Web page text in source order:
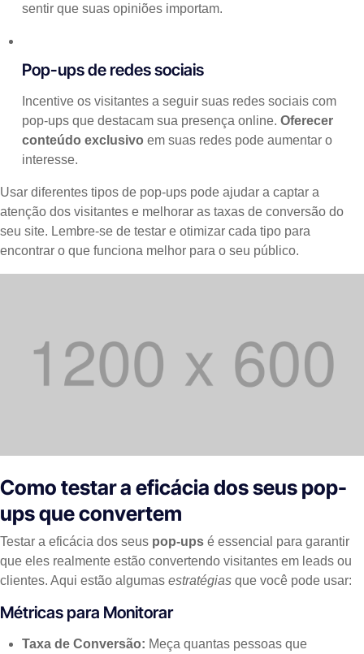
sentir que suas opiniões importam.
Pop-ups de redes sociais
Incentive os visitantes a seguir suas redes sociais com
pop-ups que destacam sua presença online.Oferecer
conteúdo exclusivo em suas redes pode aumentar o
interesse.
Usar diferentes tipos de pop-ups pode ajudar a captar a
atenção dos visitantes e melhorar as taxas de conversão do
seu site. Lembre-se de testar e otimizar cada tipo para
encontrar o que funciona melhor para o seu público.
Como testar a eficácia dos seus pop-
ups que convertem
Testar a eficácia dos seus pop-ups é essencial para garantir
que eles realmente estão convertendo visitantes em leads ou
clientes. Aqui estão algumas estratégias que você pode usar:
Métricas para Monitorar
Taxa de Conversão: Meça quantas pessoas que